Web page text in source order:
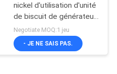
nickel d'utilisation d'unité
de biscuit de générateur
d'ammoniaque/ammoniaque
Negotiate MOQ:1 jeu
- JE NE SAIS PAS.